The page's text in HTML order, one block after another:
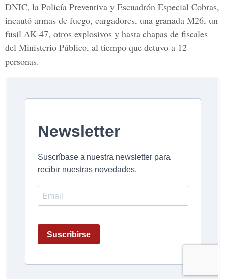
DNIC, la Policía Preventiva y Escuadrón Especial Cobras,
incautó armas de fuego, cargadores, una granada M26, un
fusil AK-47, otros explosivos y hasta chapas de fiscales
del Ministerio Público, al tiempo que detuvo a 12
personas.